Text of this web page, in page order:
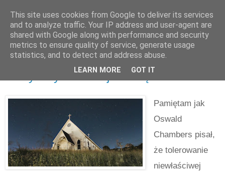
piątek, marca 28, 2025
Kiedy inny chrześcijanin cię rani ...
Pamiętam jak
Oswald
Chambers pisał,
że tolerowanie
niewłaściwej
This site uses cookies from Google to deliver its services
and to analyze traffic. Your IP address and user-agent are
shared with Google along with performance and security
metrics to ensure quality of service, generate usage
statistics, and to detect and address abuse.
LEARN MORE GOT IT